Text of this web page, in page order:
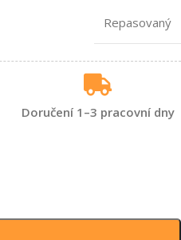
Repasovaný
Doručení 1–3 pracovní dny